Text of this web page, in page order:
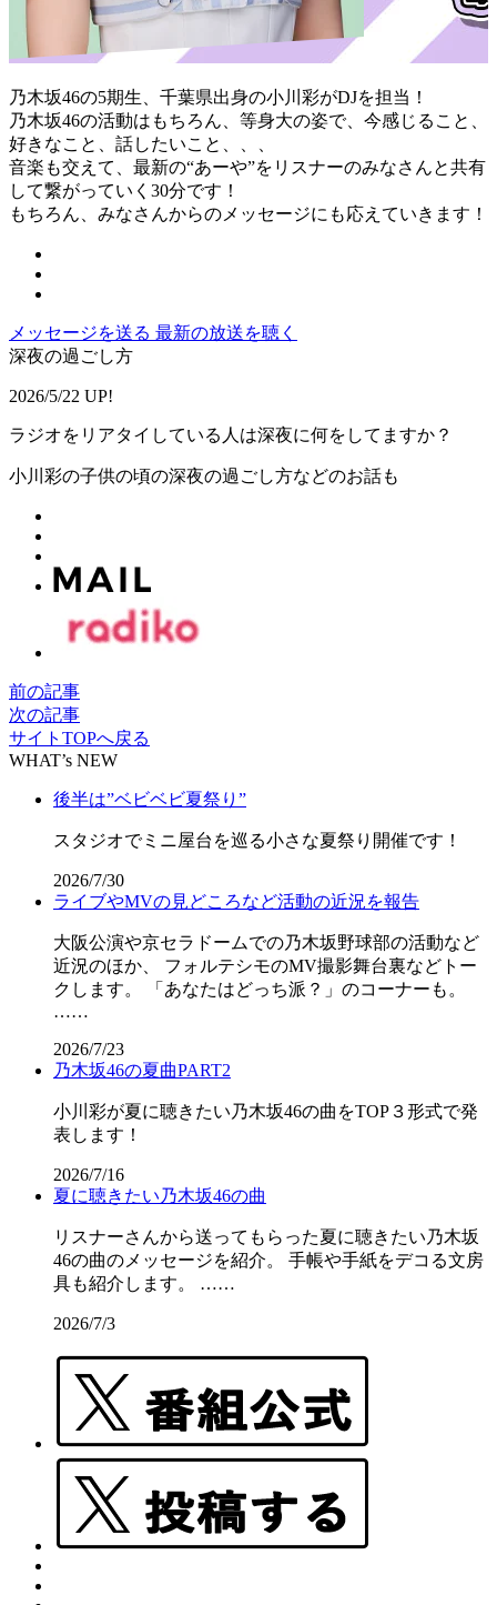
乃木坂46の5期生、千葉県出身の小川彩がDJを担当！
乃木坂46の活動はもちろん、等身大の姿で、今感じること、
好きなこと、話したいこと、、、
音楽も交えて、最新の“あーや”をリスナーのみなさんと共有
して繋がっていく30分です！
もちろん、みなさんからのメッセージにも応えていきます！
メッセージを送る 最新の放送を聴く
深夜の過ごし方
2026/5/22 UP!
ラジオをリアタイしている人は深夜に何をしてますか？
小川彩の子供の頃の深夜の過ごし方などのお話も
前の記事
次の記事
サイトTOPへ戻る
WHAT’s NEW
後半は”ベビベビ夏祭り”
スタジオでミニ屋台を巡る小さな夏祭り開催です！
2026/7/30
ライブやMVの見どころなど活動の近況を報告
大阪公演や京セラドームでの乃木坂野球部の活動など
近況のほか、 フォルテシモのMV撮影舞台裏などトー
クします。 「あなたはどっち派？」のコーナーも。
……
2026/7/23
乃木坂46の夏曲PART2
小川彩が夏に聴きたい乃木坂46の曲をTOP３形式で発
表します！
2026/7/16
夏に聴きたい乃木坂46の曲
リスナーさんから送ってもらった夏に聴きたい乃木坂
46の曲のメッセージを紹介。 手帳や手紙をデコる文房
具も紹介します。 ……
2026/7/3